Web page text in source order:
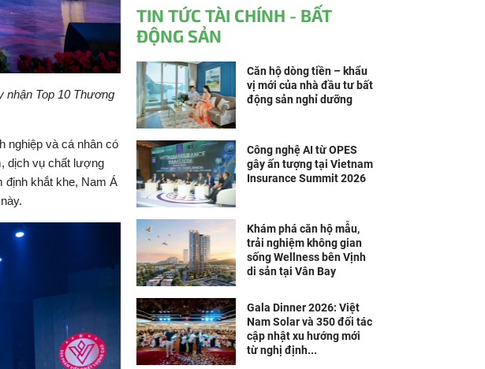
nhận Top 10 Thương
nghiệp và cá nhân có
dịch vụ chất lượng
định khắt khe, Nam Á
TIN TỨC TÀI CHÍNH - BẤT
ĐỘNG SẢN
Căn hộ dòng tiền – khẩu
vị mới của nhà đầu tư bất
động sản nghỉ dưỡng
Công nghệ AI từ OPES
gây ấn tượng tại Vietnam
Insurance Summit 2026
Khám phá căn hộ mẫu,
trải nghiệm không gian
sống Wellness bên Vịnh
di sản tại Vân Bay
Gala Dinner 2026: Việt
Nam Solar và 350 đối tác
cập nhật xu hướng mới
từ nghị định...